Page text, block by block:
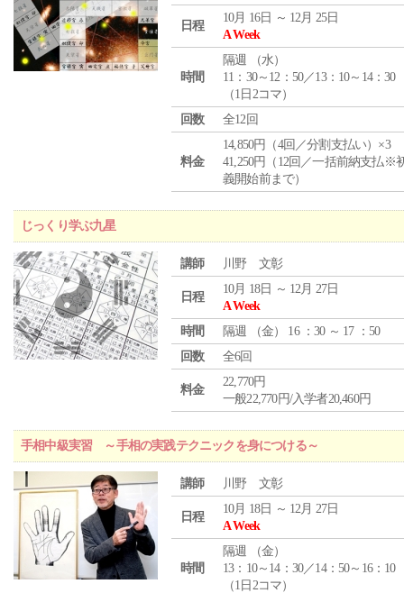
日程
10月 16日 ～ 12月 25日
A Week
時間
隔週 （水）
11：30～12：50／13：10～14：30
（1日2コマ）
回数
全12回
料金
14,850円（4回／分割支払い）×3
41,250円（12回／一括前納支払※
義開始前まで）
じっくり学ぶ九星
講師 川野 文彰
日程
10月 18日 ～ 12月 27日
A Week
時間
隔週 （金） 16 ：30 ～ 17 ：50
回数
全6回
料金
22,770円
一般22,770円/入学者20,460円
手相中級実習 ～手相の実践テクニックを身につける～
講師 川野 文彰
日程
10月 18日 ～ 12月 27日
A Week
時間
隔週 （金）
13：10～14：30／14：50～16：10
（1日2コマ）